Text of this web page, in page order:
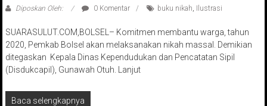
Diposkan Oleh: 0 Komentar buku nikah, Ilustrasi
SUARASULUT.COM,BOLSEL– Komitmen membantu warga, tahun
2020, Pemkab Bolsel akan melaksanakan nikah massal. Demikian
ditegaskan Kepala Dinas Kependudukan dan Pencatatan Sipil
(Disdukcapil), Gunawah Otuh. Lanjut
Baca selengkapnya